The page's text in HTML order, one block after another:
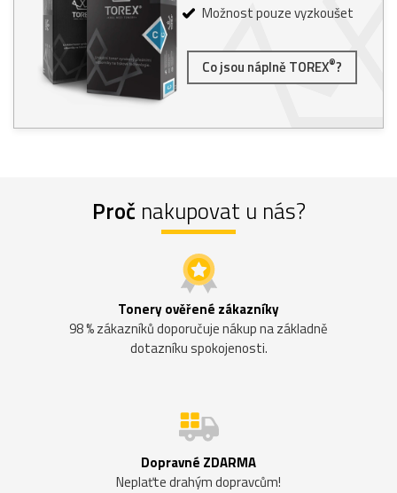
Možnost pouze vyzkoušet
Co jsou náplně TOREX®?
Proč nakupovat u nás?
Tonery ověřené zákazníky
98 % zákazníků doporučuje nákup na základně
dotazníku spokojenosti.
Dopravné ZDARMA
Neplaťte drahým dopravcům!